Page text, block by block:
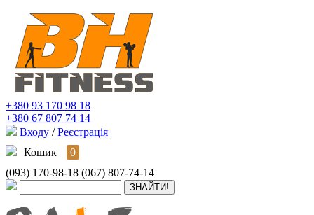
+380 93 170 98 18
+380 67 807 74 14
Входу / Реєстрація
Кошик
0
(093) 170-98-18 (067) 807-74-14